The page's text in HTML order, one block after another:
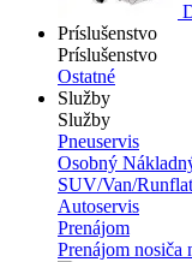
Príslušenstvo
Príslušenstvo
Ostatné
Služby
Služby
Pneuservis
Osobný
SUV/Van/Runflat
Autoservis
Prenájom
Prenájom nosiča